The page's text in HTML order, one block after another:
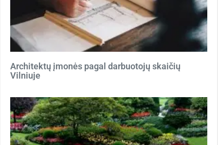
Architektų įmonės pagal darbuotojų skaičių
Vilniuje